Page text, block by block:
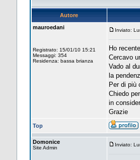
Autore
mauroedani
Registrato: 15/01/10 15:21
Messaggi: 354
Residenza: bassa brianza
Inviato:
Ho
Cercavo
Vado al
la
Per di più
Chiedo
in
Grazie
Top
Domonice
Site Admin
Inviato: